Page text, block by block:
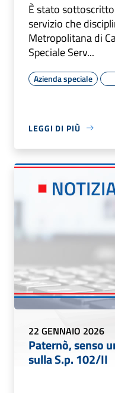
È stato
servizio che
Metropolitana di
Speciale Serv...
Azienda speciale
LEGGI DI PIÙ
22 GENNAIO 2026
Paternò, senso
sulla S.p. 102/II